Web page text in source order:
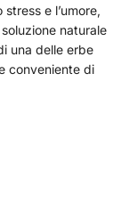
e l’umore,
naturale
una delle erbe
conveniente di